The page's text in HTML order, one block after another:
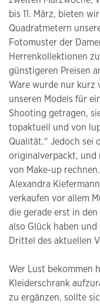
bis 11. März, bieten
Quadratmetern
Fotomuster der
Herrenkollektionen
günstigeren Preisen
Ware wurde nur kurz
unseren Models für
Shooting getragen,
topaktuell und von
Qualität.“ Jedoch sei
originalverpackt, und
von Make-up
Alexandra
verkaufen vor allem
die gerade erst in
also Glück haben
Drittel des aktuellen
Wer Lust bekommen
Kleiderschrank
zu ergänzen, sollte